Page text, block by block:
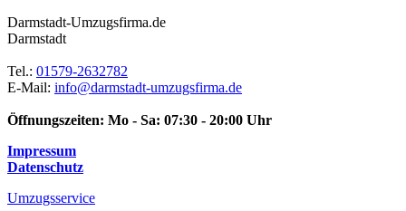
Darmstadt-Umzugsfirma.de
Darmstadt
Tel.: 01579-2632782
E-Mail: info@darmstadt-umzugsfirma.de
Öffnungszeiten: Mo - Sa: 07:30 - 20:00 Uhr
Impressum
Datenschutz
Umzugsservice